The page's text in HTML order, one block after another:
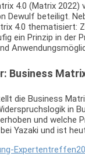
4.0 (Matrix
Dewulf beteiligt.
4.0 thematisiert:
ein Prinzip in der
Business
die Business
in
und welche
Yazaki und ist